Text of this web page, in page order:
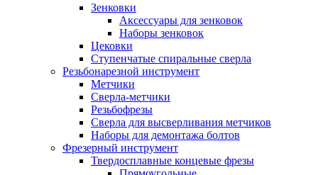
Зенковки
Аксессуары для зенковок
Наборы зенковок
Цековки
Ступенчатые спиральные сверла
Резьбонарезной инструмент
Метчики
Сверла-метчики
Резьбофрезы
Сверла для высверливания метчиков
Наборы для демонтажа болтов
Фрезерный инструмент
Твердосплавные концевые фрезы